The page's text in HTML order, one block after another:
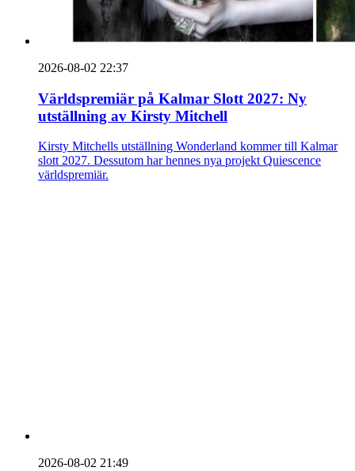
2026-08-02 22:37
Världspremiär på Kalmar Slott 2027: Ny
utställning av Kirsty Mitchell
Kirsty Mitchells utställning Wonderland kommer till Kalmar
slott 2027. Dessutom har hennes nya projekt Quiescence
världspremiär.
2026-08-02 21:49